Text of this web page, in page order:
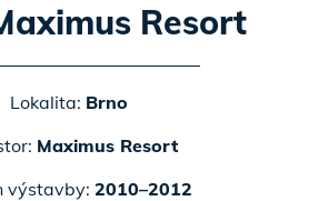
Resort
Lokalita: Brno
Maximus Resort
výstavby: 2010–2012